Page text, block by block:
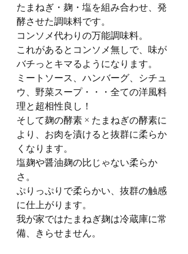
たまねぎ・麹・塩を組み合わせ、発
酵させた調味料です。
コンソメ代わりの万能調味料。
これがあるとコンソメ無しで、味が
バチっとキマるようになります。
ミートソース、ハンバーグ、シチュ
ウ、野菜スープ・・・全ての洋風料
理と超相性良し！
そして麹の酵素 × たまねぎの酵素に
より、お肉を漬けると抜群に柔らか
くなります。
塩麹や醤油麹の比じゃない柔らか
さ。
ぷりっぷりで柔らかい、抜群の触感
に仕上がります。
我が家ではたまねぎ麹は冷蔵庫に常
備、きらせません。